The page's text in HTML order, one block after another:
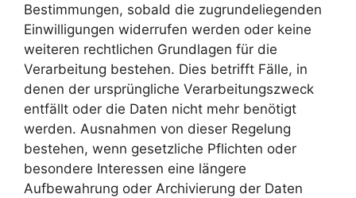
Bestimmungen, sobald die zugrundeliegenden
Einwilligungen widerrufen werden oder keine
weiteren rechtlichen Grundlagen für die
Verarbeitung bestehen. Dies betrifft Fälle, in
denen der ursprüngliche Verarbeitungszweck
entfällt oder die Daten nicht mehr benötigt
werden. Ausnahmen von dieser Regelung
bestehen, wenn gesetzliche Pflichten oder
besondere Interessen eine längere
Aufbewahrung oder Archivierung der Daten